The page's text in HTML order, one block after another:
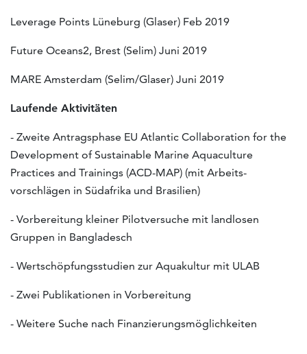
Leverage Points Lüneburg (Glaser) Feb 2019
Future Oceans2, Brest (Selim) Juni 2019
MARE Amsterdam (Selim/Glaser) Juni 2019
Laufende Aktivitäten
- Zweite Antragsphase EU Atlantic Collaboration for the
Development of Sustainable Marine Aquaculture
Practices and Trainings (ACD-MAP) (mit Arbeits-
vorschlägen in Südafrika und Brasilien)
- Vorbereitung kleiner Pilotversuche mit landlosen
Gruppen in Bangladesch
- Wertschöpfungsstudien zur Aquakultur mit ULAB
- Zwei Publikationen in Vorbereitung
- Weitere Suche nach Finanzierungsmöglichkeiten